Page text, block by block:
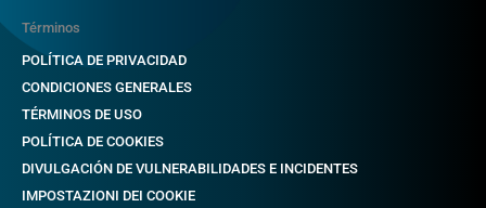
Términos
POLÍTICA DE PRIVACIDAD
CONDICIONES GENERALES
TÉRMINOS DE USO
POLÍTICA DE COOKIES
DIVULGACIÓN DE VULNERABILIDADES E INCIDENTES
IMPOSTAZIONI DEI COOKIE